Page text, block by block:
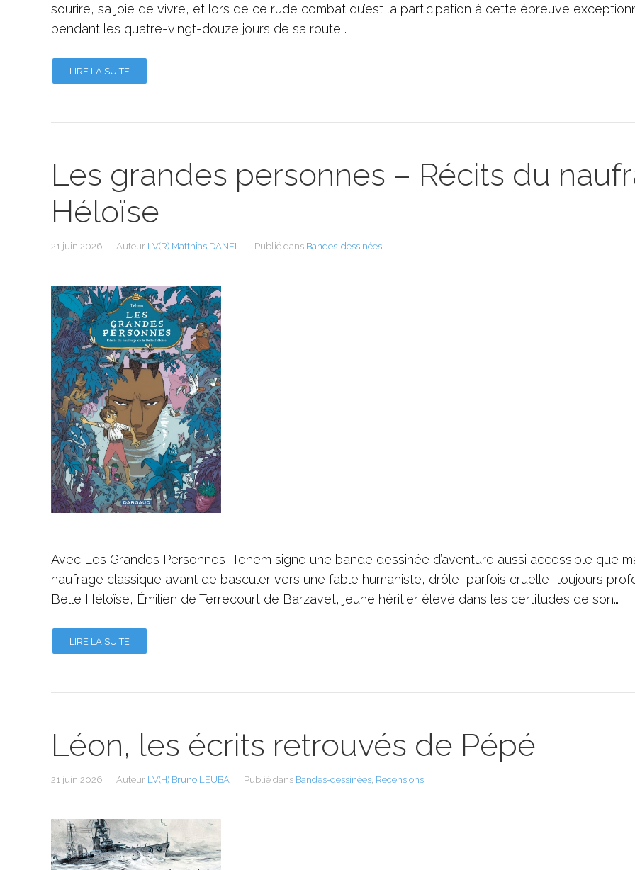
sourire, sa joie de vivre, et lors de ce rude combat qu’est la participation à cette épreuve
pendant les quatre-vingt-douze jours de sa route.…
LIRE LA SUITE
Les grandes personnes – Récits du
Héloïse
21 juin 2026 Auteur LV(R) Matthias DANEL Publié dans Bandes-dessinées
Avec Les Grandes Personnes, Tehem signe une bande dessinée d’aventure aussi accessible que
naufrage classique avant de basculer vers une fable humaniste, drôle, parfois cruelle, toujours
Belle Héloïse, Émilien de Terrecourt de Barzavet, jeune héritier élevé dans les certitudes de son…
LIRE LA SUITE
Léon, les écrits retrouvés de Pépé
21 juin 2026 Auteur LV(H) Bruno LEUBA Publié dans Bandes-dessinées Recensions